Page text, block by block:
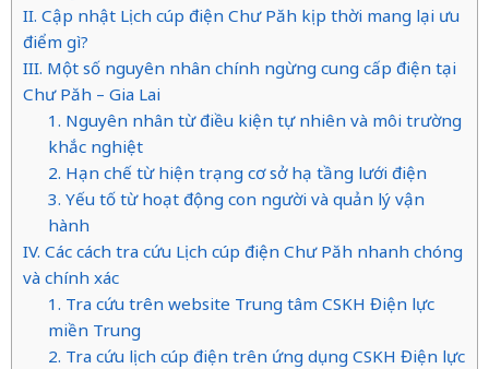
II. Cập nhật Lịch cúp điện Chư Păh kịp thời mang lại ưu
điểm gì?
III. Một số nguyên nhân chính ngừng cung cấp điện tại
Chư Păh – Gia Lai
1. Nguyên nhân từ điều kiện tự nhiên và môi trường
khắc nghiệt
2. Hạn chế từ hiện trạng cơ sở hạ tầng lưới điện
3. Yếu tố từ hoạt động con người và quản lý vận
hành
IV. Các cách tra cứu Lịch cúp điện Chư Păh nhanh chóng
và chính xác
1. Tra cứu trên website Trung tâm CSKH Điện lực
miền Trung
2. Tra cứu lịch cúp điện trên ứng dụng CSKH Điện lực